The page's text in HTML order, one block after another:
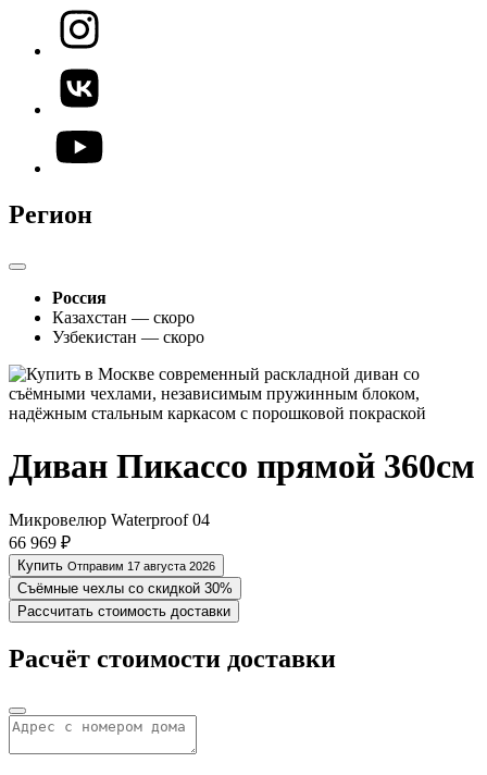
Регион
Россия
Казахстан — скоро
Узбекистан — скоро
Диван Пикассо прямой 360см
Микровелюр Waterproof 04
66 969 ₽
Купить Отправим 17 августа 2026
Съёмные чехлы со скидкой 30%
Рассчитать стоимость доставки
Расчёт стоимости доставки